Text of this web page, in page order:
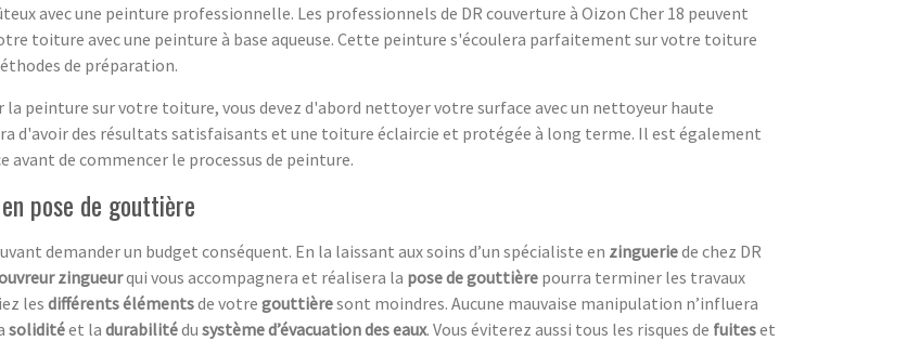
avec une peinture professionnelle. Les professionnels de DR couverture à Oizon Cher 18 peuvent
toiture avec une peinture à base aqueuse. Cette peinture s'écoulera parfaitement sur votre toiture
de préparation.
peinture sur votre toiture, vous devez d'abord nettoyer votre surface avec un nettoyeur haute
d'avoir des résultats satisfaisants et une toiture éclaircie et protégée à long terme. Il est également
de commencer le processus de peinture.
pose de gouttière
demander un budget conséquent. En la laissant aux soins d’un spécialiste en zingueriede chez DR
zingueurqui vous accompagnera et réalisera la pose de gouttière pourra terminer les travaux
les différents élémentsde votre gouttièresont moindres. Aucune mauvaise manipulation n’influera
soliditéet la durabilitédu système d’évacuation des eaux. Vous éviterez aussi tous les risques de fuiteset